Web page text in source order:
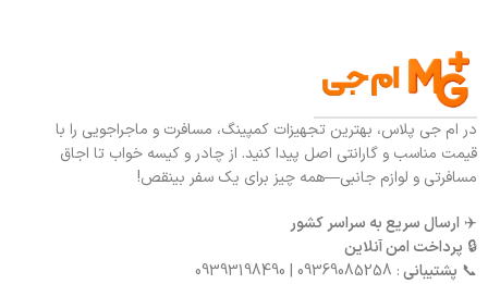
در ام جی پلاس، بهترین تجهیزات کمپینگ، مسافرت و ماجراجویی را با
قیمت مناسب و گارانتی اصل پیدا کنید. از چادر و کیسه خواب تا اجاق
مسافرتی و لوازم جانبی—همه چیز برای یک سفر بینقص!
✈️ ارسال سریع به سراسر کشور
🔒 پرداخت امن آنلاین
📞 پشتیبانی: 09369085258 | 09393198490